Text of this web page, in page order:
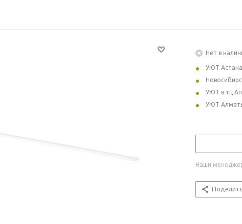
Нет в
УЮТ Астана
УЮТ в тц
УЮТ
Наши